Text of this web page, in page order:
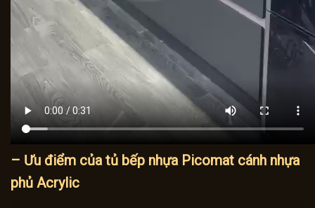
– Ưu điểm của tủ bếp nhựa Picomat cánh nhựa
phủ Acrylic